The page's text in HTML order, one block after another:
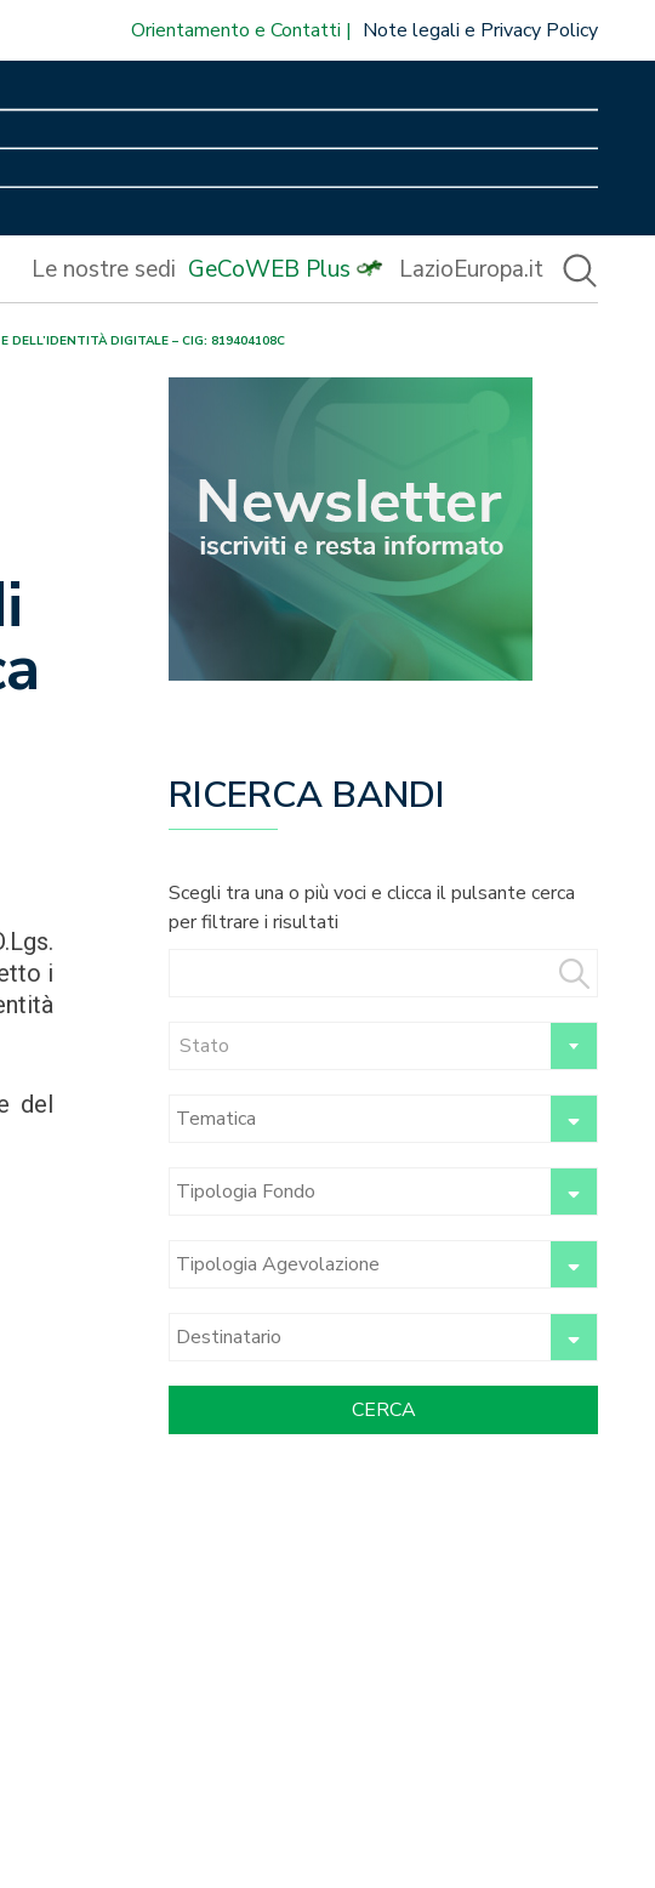
Orientamento e Contatti Note legali e Privacy Policy
Le nostre sedi GeCoWEB Plus LazioEuropa.it
DELL’IDENTITÀ DIGITALE – CIG: 819404108C
i
del
RICERCA BANDI
Scegli tra una o più voci e clicca il pulsante cerca
per filtrare i risultati
Stato